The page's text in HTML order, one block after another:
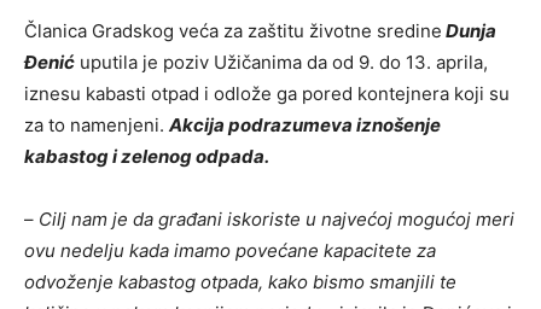
Članica Gradskog veća za zaštitu životne sredine Dunja
Đenić uputila je poziv Užičanima da od 9. do 13. aprila,
iznesu kabasti otpad i odlože ga pored kontejnera koji su
za to namenjeni. Akcija podrazumeva iznošenje
kabastog i zelenog odpada.
– Cilj nam je da građani iskoriste u najvećoj mogućoj meri
ovu nedelju kada imamo povećane kapacitete za
odvoženje kabastog otpada, kako bismo smanjili te